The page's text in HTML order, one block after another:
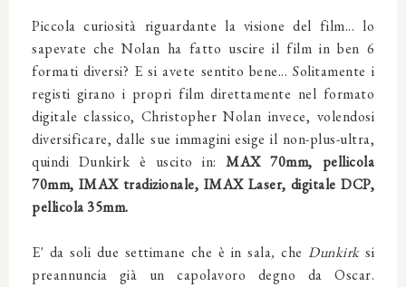
Piccola curiosità riguardante la visione del film... lo
sapevate che Nolan ha fatto uscire il film in ben 6
formati diversi? E si avete sentito bene... Solitamente i
registi girano i propri film direttamente nel formato
digitale classico, Christopher Nolan invece, volendosi
diversificare, dalle sue immagini esige il non-plus-ultra,
quindi Dunkirk è uscito in:MAX 70mm, pellicola
70mm, IMAX tradizionale, IMAX Laser, digitale DCP,
pellicola 35mm.
E' da soli due settimane che è in sala, che Dunkirksi
preannuncia già un capolavoro degno da Oscar.